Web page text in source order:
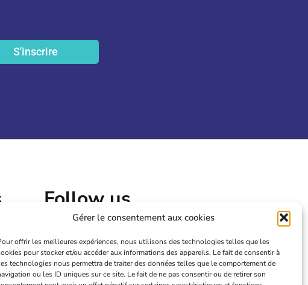
Gérer le consentement aux cookies
offrir les meilleures expériences, nous utilisons des technologies telles que les
pour stocker et/ou accéder aux informations des appareils. Le fait de consentir à
technologies nous permettra de traiter des données telles que le comportement de
ou les ID uniques sur ce site. Le fait de ne pas consentir ou de retirer son
S'inscrire
Follow us